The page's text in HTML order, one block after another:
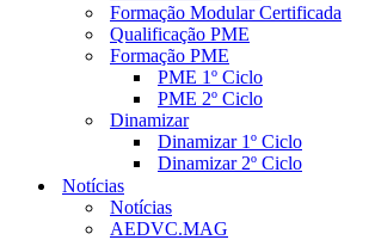
Formação Modular Certificada
Qualificação PME
Formação PME
PME 1º Ciclo
PME 2º Ciclo
Dinamizar
Dinamizar 1º Ciclo
Dinamizar 2º Ciclo
Notícias
Notícias
AEDVC.MAG